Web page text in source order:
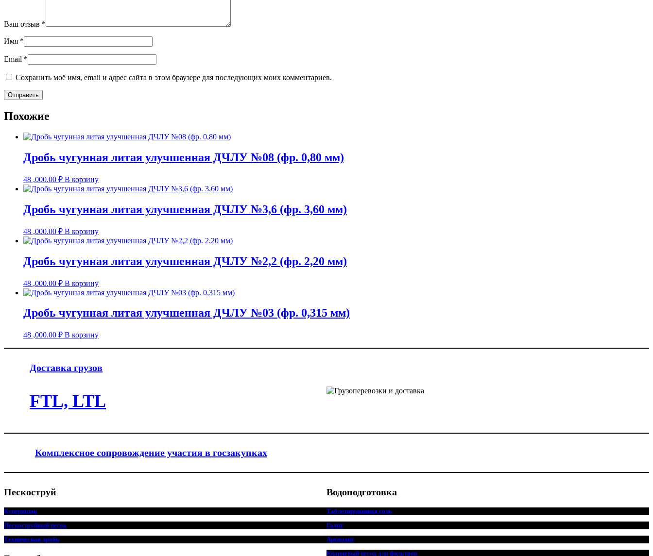
Ваш отзыв *
Имя *
Email *
Сохранить моё имя, email и адрес сайта в этом браузере для последующих моих комментариев.
Похожие
Дробь чугунная литая улучшенная ДЧЛУ №08 (фр. 0,80 мм)
48 ,000.00 ₽ В корзину
Дробь чугунная литая улучшенная ДЧЛУ №3,6 (фр. 3,60 мм)
48 ,000.00 ₽ В корзину
Дробь чугунная литая улучшенная ДЧЛУ №2,2 (фр. 2,20 мм)
48 ,000.00 ₽ В корзину
Дробь чугунная литая улучшенная ДЧЛУ №03 (фр. 0,315 мм)
48 ,000.00 ₽ В корзину
Доставка грузов
FTL, LTL
Комплексное сопровождение участия в госзакупках
Пескоструй
Купершлак
Пескоструйный песок
Техническая дробь
Водоподготовка
Таблетированная соль
Галит
Аргиллит
Кварцевый песок для фильтров